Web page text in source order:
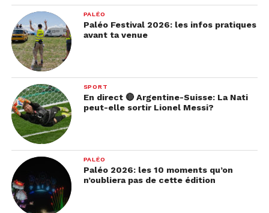
PALÉO
Paléo Festival 2026: les infos pratiques
avant ta venue
SPORT
En direct 🔴 Argentine-Suisse: La Nati
peut-elle sortir Lionel Messi?
PALÉO
Paléo 2026: les 10 moments qu’on
n’oubliera pas de cette édition